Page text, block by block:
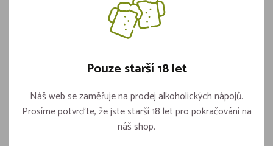
64,90
Vložit do košíku
Pouze starší 18 let
Náš web se zaměřuje na prodej alkoholických nápojů.
Prosíme potvrďte, že jste starší 18 let pro pokračování na
náš shop.